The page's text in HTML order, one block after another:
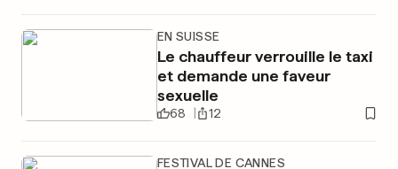
EN SUISSE
Le chauffeur verrouille le taxi
et demande une faveur
sexuelle
68 12
FESTIVAL DE CANNES